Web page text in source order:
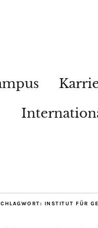
INSTITUT FÜR